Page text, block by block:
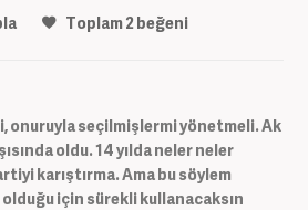
Toplam2beğeni
onuruyla seçilmişlermi yönetmeli. Ak
oldu. 14 yılda neler neler
karıştırma. Ama bu söylem
için sürekli kullanacaksın